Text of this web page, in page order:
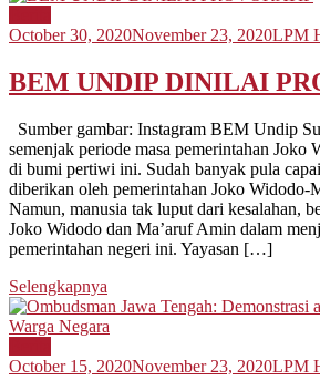
October 30, 2020November 23, 2020LPM
BEM UNDIP DINILAI
Sumber gambar: Instagram BEM Undip
semenjak periode masa pemerintahan Joko
di bumi pertiwi ini. Sudah banyak pula
diberikan oleh pemerintahan Joko Widodo-
Namun, manusia tak luput dari kesalahan,
Joko Widodo dan Ma’aruf Amin dalam
pemerintahan negeri ini. Yayasan […]
Selengkapnya
October 15, 2020November 23, 2020LPM